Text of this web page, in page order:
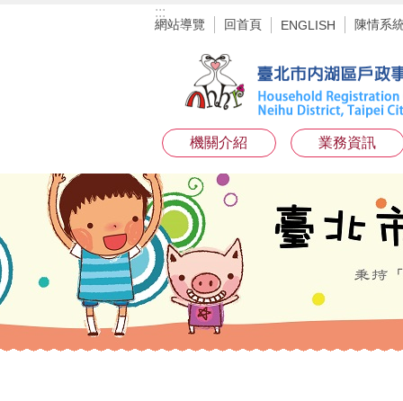
:::
網站導覽 回首頁 ENGLISH 陳情系
機關介紹 業務資訊